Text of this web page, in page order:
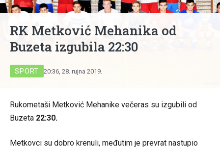
RK Metković Mehanika od
Buzeta izgubila 22:30
SPORT 20:36, 28. rujna 2019.
Rukometaši Metković Mehanike večeras su izgubili od
Buzeta 22:30.
Metkovci su dobro krenuli, međutim je prevrat nastupio